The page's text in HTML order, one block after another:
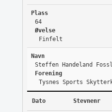
Plass
64
Øvelse
Finfelt
Navn
Steffen Handeland
Forening
Tysnes Sports
Dato Stevnenr